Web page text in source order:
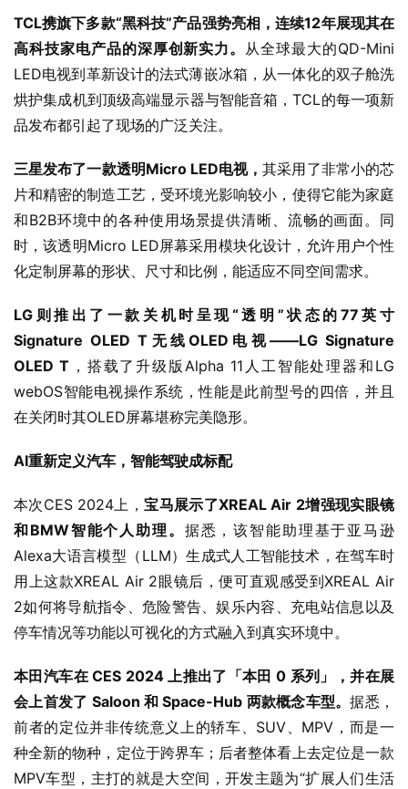
TCL携旗下多款“黑科技”产品强势亮相，连续12年展现其在
高科技家电产品的深厚创新实力。 从全球最大的QD-Mini
LED电视到革新设计的法式薄嵌冰箱，从一体化的双子舱洗
烘护集成机到顶级高端显示器与智能音箱，TCL的每一项新
品发布都引起了现场的广泛关注。
三星发布了一款透明Micro LED电视，其采用了非常小的芯
片和精密的制造工艺，受环境光影响较小，使得它能为家庭
和B2B环境中的各种使用场景提供清晰、流畅的画面。同
时，该透明Micro LED屏幕采用模块化设计，允许用户个性
化定制屏幕的形状、尺寸和比例，能适应不同空间需求。
LG则推出了一款关机时呈现“透明”状态的77英寸
Signature OLED T无线OLED电视——LG Signature
OLED T，搭载了升级版Alpha 11人工智能处理器和LG
webOS智能电视操作系统，性能是此前型号的四倍，并且
在关闭时其OLED屏幕堪称完美隐形。
AI重新定义汽车，智能驾驶成标配
本次CES 2024上，宝马展示了XREAL Air 2增强现实眼镜
和BMW智能个人助理。 据悉，该智能助理基于亚马逊
Alexa大语言模型（LLM）生成式人工智能技术，在驾车时
用上这款XREAL Air 2眼镜后，便可直观感受到XREAL Air
2如何将导航指令、危险警告、娱乐内容、充电站信息以及
停车情况等功能以可视化的方式融入到真实环境中。
本田汽车在 CES 2024 上推出了「本田 0 系列」，并在展
会上首发了 Saloon 和 Space-Hub 两款概念车型。据悉，
前者的定位并非传统意义上的轿车、SUV、MPV，而是一
种全新的物种，定位于跨界车；后者整体看上去定位是一款
MPV车型，主打的就是大空间，开发主题为“扩展人们生活